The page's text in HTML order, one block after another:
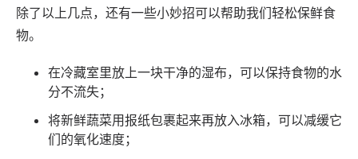
除了以上几点，还有一些小妙招可以帮助我们轻松保鲜食
物。
在冷藏室里放上一块干净的湿布，可以保持食物的水
分不流失；
将新鲜蔬菜用报纸包裹起来再放入冰箱，可以减缓它
们的氧化速度；